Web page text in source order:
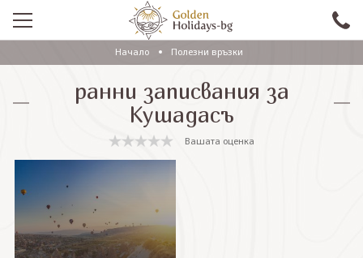
ПРОМО
EКСКУРЗИИ СЪС САМОЛЕТ
ЕКСКУРЗИИ С АВТОБУС
ПОЧИВКИ С АВТОБУС
ПРАЗНИЦИ
Начало Полезни връзки
ранни записвания за
Кушадасъ
Вашата оценка